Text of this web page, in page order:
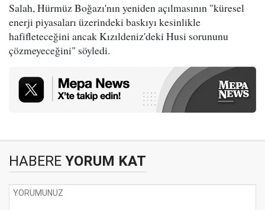
Salah, Hürmüz Boğazı'nın yeniden açılmasının "küresel
enerji piyasaları üzerindeki baskıyı kesinlikle
hafifleteceğini ancak Kızıldeniz'deki Husi sorununu
çözmeyeceğini" söyledi.
HABERE YORUM KAT